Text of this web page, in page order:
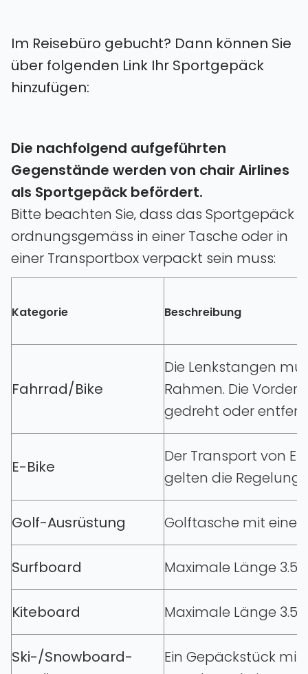
Im Reisebüro gebucht? Dann können Sie
über folgenden Link Ihr Sportgepäck
hinzufügen:
Die nachfolgend aufgeführten
Gegenstände werden von chair Airlines
als Sportgepäck befördert.
Bitte beachten Sie‚ dass das Sportgepäck
ordnungsgemäss in einer Tasche oder in
einer Transportbox verpackt sein muss:
Kategorie Beschreibung
Fahrrad/Bike
Die Lenkstangen
Rahmen. Die
gedreht oder
E-Bike
Der Transport von
gelten die
Golf-Ausrüstung Golftasche mit
Surfboard Maximale Länge 3.5
Kiteboard Maximale Länge 3.5
Ski-/Snowboard-
Ein Gepäckstück mit